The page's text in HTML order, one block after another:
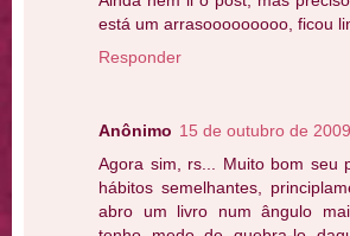
está um arrasooooooooo, ficou
Responder
Anônimo 15 de outubro de
Agora sim, rs... Muito bom seu
hábitos semelhantes,
abro um livro num ângulo